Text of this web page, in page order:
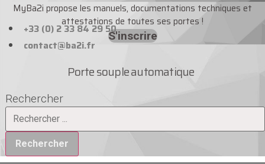
MyBa2i propose les manuels, documentations techniques et
attestations de toutes ses portes !
S'inscrire
+33 (0) 2 33 84 29 50
contact@ba2i.fr
Porte souple automatique
Rechercher
Rechercher